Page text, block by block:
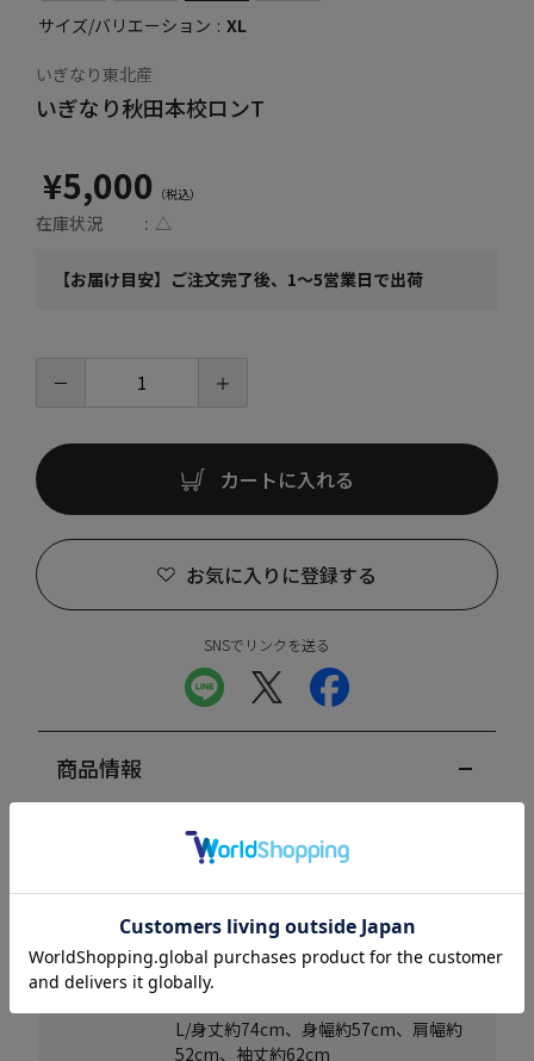
サイズ/バリエーション XL
いぎなり東北産
いぎなり秋田本校ロンT
¥5,000
在庫状況 △
【お届け目安】ご注文完了後、1～5営業日で出荷
－ ＋
カートに入れる
お気に入りに登録する
SNSでリンクを送る
商品情報
IGT251101TS-S5050XL
株式会社スターダストプロモーション
2025/12/03 19:00:00
サイズ
M/身丈約70cm、身幅約54cm、肩幅約
L/身丈約74cm、身幅約57cm、肩幅約
52cm、袖丈約62cm